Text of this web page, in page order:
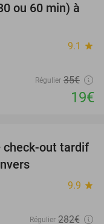
46%
ou 60 min) à
9.1 star
Régulier 35€
19€
59%
check-out tardif
9.9 star
Régulier 282€